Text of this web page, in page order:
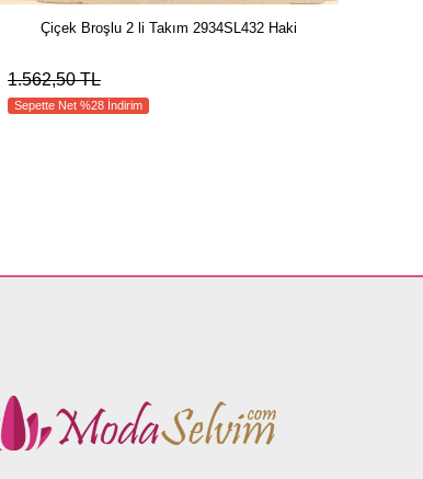
Çiçek Broşlu 2 li Takım 2934SL432 Haki
1.562,50 TL
Sepette Net %28 İndirim